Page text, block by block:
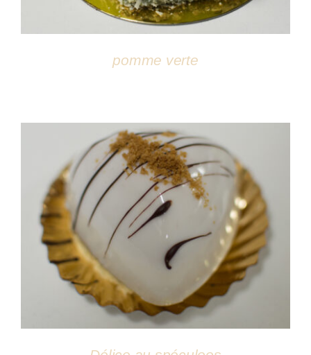
pomme verte
DÉTAILS